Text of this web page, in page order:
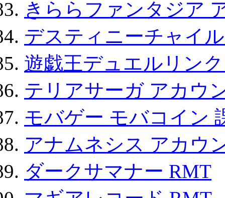
きららファンタジア
デスティニーチャイ
遊戯王デュエルリン
テリアサーガ アカウ
モバゲー モバコイン
アナムネシス アカウ
ダークサマナー RMT